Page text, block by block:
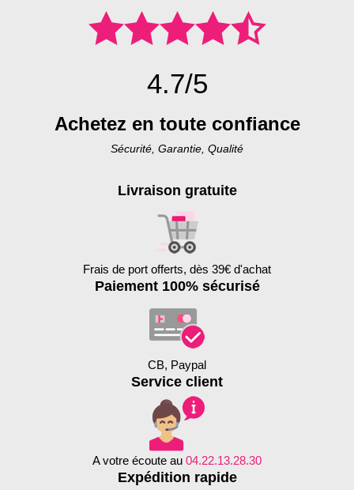
4.7/5
Achetez en toute confiance
Sécurité, Garantie, Qualité
Livraison gratuite
Frais de port offerts, dès 39€ d'achat
Paiement 100% sécurisé
CB, Paypal
Service client
A votre écoute au 04.22.13.28.30
Expédition rapide